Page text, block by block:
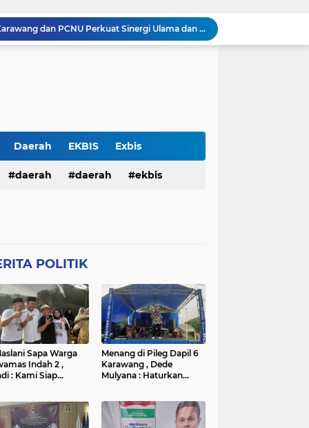
Silaturahmi Kapolresta Karawang dan PCNU Perkuat Sinergi Ulama dan Polri Jaga Kondusivitas Daerah
Perkuat Sinergitas, Kapolresta Karawang Kombes Mario Prahatinto Silaturahmi Awak Media
Pengamanan MotoGP 2026
Daerah EKBIS Exbis
Polda Bali Połda Bali
Połres Karawang.
Karawang Polri poĺri
TNI TNI WISATA
daerah daerah ekbis
ciko polres garut
połres karawang
polres subang
połsek karawang
POLITIK
Sapa Warga
Indah 2 ,
: Kami Siap
Menang di Pileg Dapil 6
Karawang , Dede
Mulyana : Haturkan